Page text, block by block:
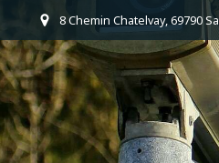
8 Chemin Chatelvay, 69790